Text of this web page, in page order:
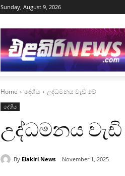
Sunday, August 9, 2026
Home දේශීය උද්ධමනය වැඩි වේ
දේශීය
උද්ධමනය
By Elakiri News November 1, 2025